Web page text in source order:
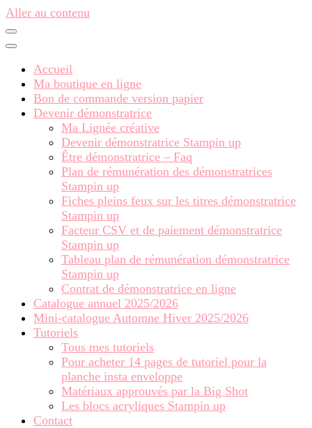
Aller au contenu
Accueil
Ma boutique en ligne
Bon de commande version papier
Devenir démonstratrice
Ma Lignée créative
Devenir démonstratrice Stampin up
Être démonstratrice – Faq
Plan de rémunération des démonstratrices
Stampin up
Fiches pleins feux sur les titres démonstratrice
Stampin up
Facteur CSV et de paiement démonstratrice
Stampin up
Tableau plan de rémunération démonstratrice
Stampin up
Contrat de démonstratrice en ligne
Catalogue annuel 2025/2026
Mini-catalogue Automne Hiver 2025/2026
Tutoriels
Tous mes tutoriels
Pour acheter 14 pages de tutoriel pour la
planche insta enveloppe
Matériaux approuvés par la Big Shot
Les blocs acryliques Stampin up
Contact